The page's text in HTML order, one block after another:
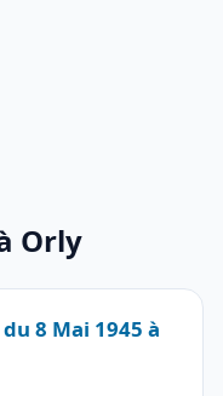
Orly
8 Mai 1945 à